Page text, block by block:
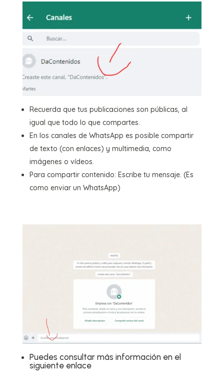
Recuerda que tus publicaciones son públicas, al
igual que todo lo que compartes.
En los canales de WhatsApp es posible compartir
de texto (con enlaces) y multimedia, como
imágenes o vídeos.
Para compartir contenido: Escribe tu mensaje. (Es
como enviar un WhatsApp)
Puedes consultar más información en el
siguiente enlace